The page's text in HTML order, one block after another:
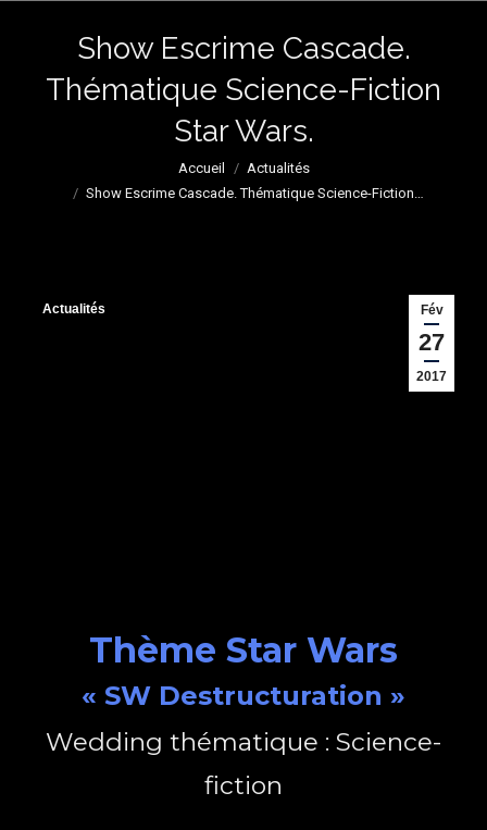
Show Escrime Cascade.
Thématique Science-Fiction
Star Wars.
Accueil
Actualités
Show Escrime Cascade. Thématique Science-Fiction…
Fév
27
2017
Actualités
Thème Star Wars
« SW Destructuration »
Wedding thématique : Science-
fiction